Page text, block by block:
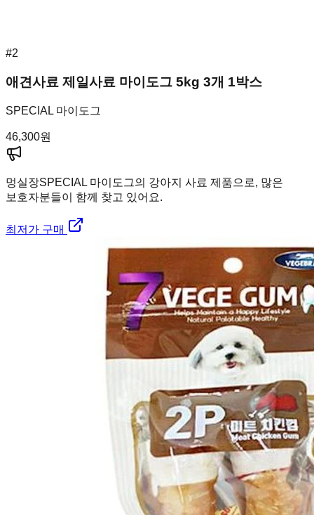
#2
애견사료 제일사료 마이도그 5kg 3개 1박스
SPECIAL 마이도그
46,300원
멍실장SPECIAL 마이도그의 강아지 사료 제품으로, 많은
보호자분들이 함께 찾고 있어요.
최저가 구매